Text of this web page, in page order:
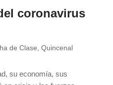
coronavirus
de Clase, Quincenal
su economía, sus